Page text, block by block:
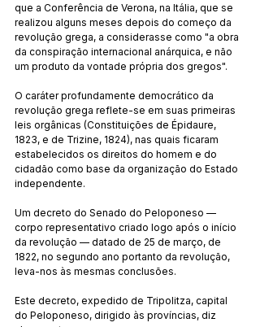
que a Conferência de Verona, na Itália, que se
realizou alguns meses depois do começo da
revolução grega, a considerasse como "a obra
da conspiração internacional anárquica, e não
um produto da vontade própria dos gregos".
O caráter profundamente democrático da
revolução grega reflete-se em suas primeiras
leis orgânicas (Constituições de Épidaure,
1823, e de Trizine, 1824), nas quais ficaram
estabelecidos os direitos do homem e do
cidadão como base da organização do Estado
independente.
Um decreto do Senado do Peloponeso —
corpo representativo criado logo após o início
da revolução — datado de 25 de março, de
1822, no segundo ano portanto da revolução,
leva-nos às mesmas conclusões.
Este decreto, expedido de Tripolitza, capital
do Peloponeso, dirigido às províncias, diz